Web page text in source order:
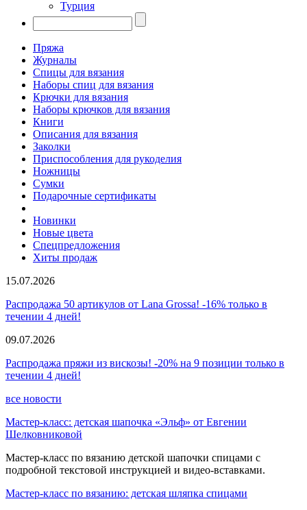
Турция
Пряжа
Журналы
Спицы для вязания
Наборы спиц для вязания
Крючки для вязания
Наборы крючков для вязания
Книги
Описания для вязания
Заколки
Приспособления для рукоделия
Ножницы
Сумки
Подарочные сертификаты
Новинки
Новые цвета
Спецпредложения
Хиты продаж
15.07.2026
Распродажа 50 артикулов от Lana Grossa! -16% только в
течении 4 дней!
09.07.2026
Распродажа пряжи из вискозы! -20% на 9 позиции только в
течении 4 дней!
все новости
Мастер-класс: детская шапочка «Эльф» от Евгении
Шелковниковой
Мастер-класс по вязанию детской шапочки спицами с
подробной текстовой инструкцией и видео-вставками.
Мастер-класс по вязанию: детская шляпка спицами